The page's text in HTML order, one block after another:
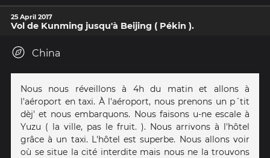
25 April 2017
Vol de Kunming jusqu'à Beijing ( Pékin ).
China
Nous nous réveillons à 4h du matin et allons à
l'aéroport en taxi. À l'aéroport, nous prenons un p´tit
dèj' et nous embarquons. Nous faisons u-ne escale à
Yuzu ( la ville, pas le fruit. ). Nous arrivons à l'hôtel
grâce à un taxi. L'hôtel est superbe. Nous allons voir
où se situe la cité interdite mais nous ne la trouvons